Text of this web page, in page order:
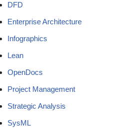
DFD
Enterprise Architecture
Infographics
Lean
OpenDocs
Project Management
Strategic Analysis
SysML